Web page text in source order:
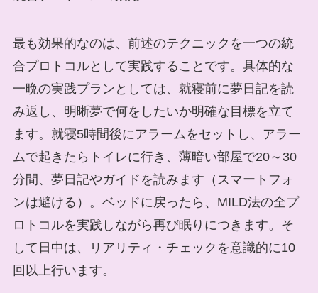
最も効果的なのは、前述のテクニックを一つの統
合プロトコルとして実践することです。具体的な
一晩の実践プランとしては、就寝前に夢日記を読
み返し、明晰夢で何をしたいか明確な目標を立て
ます。就寝5時間後にアラームをセットし、アラー
ムで起きたらトイレに行き、薄暗い部屋で20～30
分間、夢日記やガイドを読みます（スマートフォ
ンは避ける）。ベッドに戻ったら、MILD法の全プ
ロトコルを実践しながら再び眠りにつきます。そ
して日中は、リアリティ・チェックを意識的に10
回以上行います。